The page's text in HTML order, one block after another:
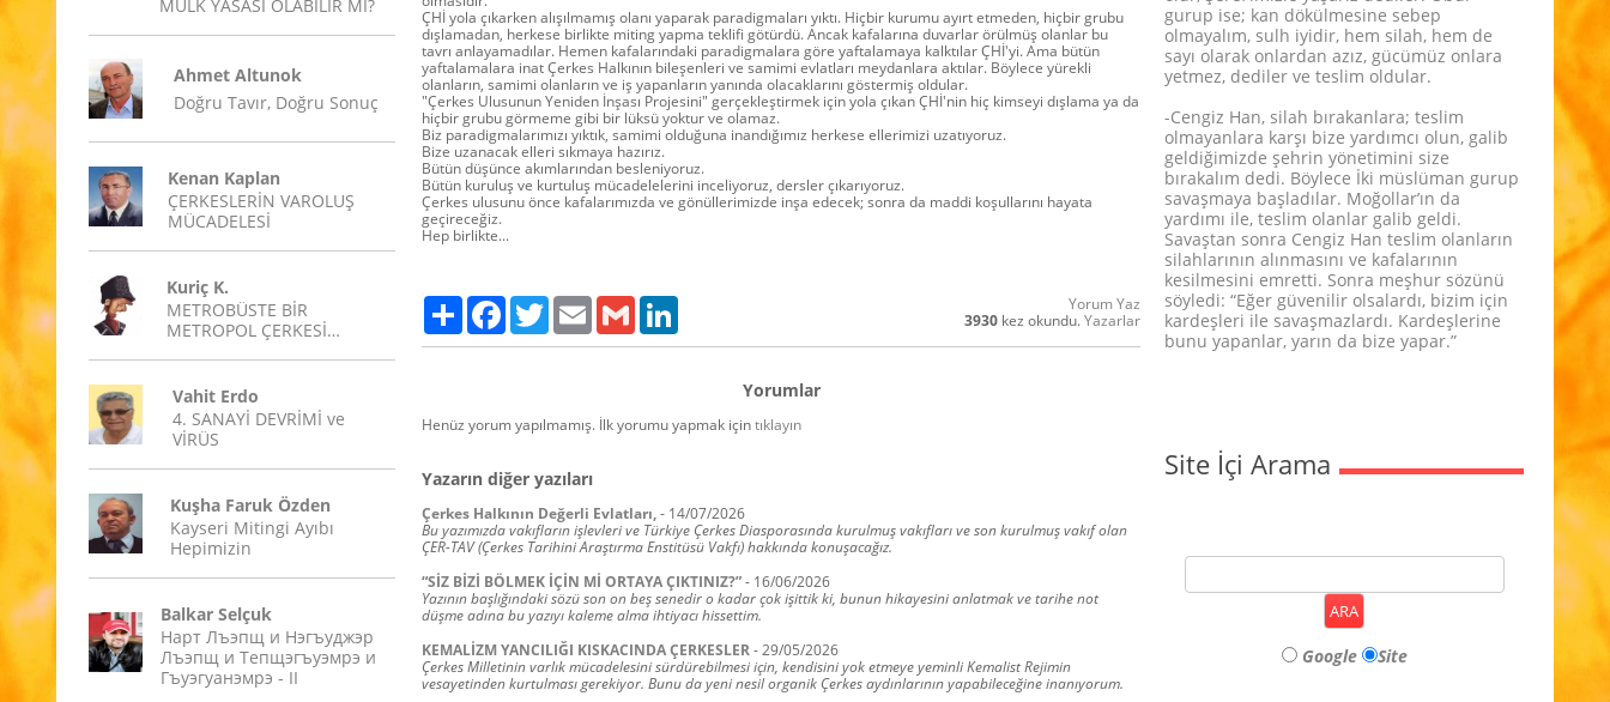
MÜLK YASASI OLABİLİR Mİ?
Ahmet Altunok
Doğru Tavır, Doğru Sonuç
Kenan Kaplan
ÇERKESLERİN VAROLUŞ
MÜCADELESİ
Kuriç K.
METROBÜSTE BİR
METROPOL ÇERKESİ…
Vahit Erdo
4. SANAYİ DEVRİMİ ve
VİRÜS
Kuşha Faruk Özden
Kayseri Mitingi Ayıbı
Hepimizin
Balkar Selçuk
Нарт Лъэпщ и Нэгъуджэр
Лъэпщ и Тепщэгъуэмрэ и
Гъуэгуанэмрэ - II
ÇHİ yola çıkarken alışılmamış olanı yaparak paradigmaları yıktı. Hiçbir kurumu ayırt etmeden, hiçbir grubu
dışlamadan, herkese birlikte miting yapma teklifi götürdü. Ancak kafalarına duvarlar örülmüş olanlar bu
tavrı anlayamadılar. Hemen kafalarındaki paradigmalara göre yaftalamaya kalktılar ÇHİ'yi. Ama bütün
yaftalamalara inat Çerkes Halkının bileşenleri ve samimi evlatları meydanlara aktılar. Böylece yürekli
olanların, samimi olanların ve iş yapanların yanında olacaklarını göstermiş oldular.
"Çerkes Ulusunun Yeniden İnşası Projesini" gerçekleştirmek için yola çıkan ÇHİ'nin hiç kimseyi dışlama ya da
hiçbir grubu görmeme gibi bir lüksü yoktur ve olamaz.
Biz paradigmalarımızı yıktık, samimi olduğuna inandığımız herkese ellerimizi uzatıyoruz.
Bize uzanacak elleri sıkmaya hazırız.
Bütün düşünce akımlarından besleniyoruz.
Bütün kuruluş ve kurtuluş mücadelelerini inceliyoruz, dersler çıkarıyoruz.
Çerkes ulusunu önce kafalarımızda ve gönüllerimizde inşa edecek; sonra da maddi koşullarını hayata
geçireceğiz.
Hep birlikte...
Paylaş FacebookTwitter Email Gmail
Yorum Yaz
3930 kez okundu.Yazarlar
Yorumlar
Henüz yorum yapılmamış. İlk yorumu yapmak içintıklayın
Yazarın diğer yazıları
Çerkes Halkının Değerli Evlatları,- 14/07/2026
Bu yazımızda vakıfların işlevleri ve Türkiye Çerkes Diasporasında kurulmuş vakıfları ve son kurulmuş vakıf olan
ÇER-TAV (Çerkes Tarihini Araştırma Enstitüsü Vakfı) hakkında konuşacağız.
“SİZ BİZİ BÖLMEK İÇİN Mİ ORTAYA ÇIKTINIZ?”- 16/06/2026
Yazının başlığındaki sözü son on beş senedir o kadar çok işittik ki, bunun hikayesini anlatmak ve tarihe not
düşme adına bu yazıyı kaleme alma ihtiyacı hissettim.
KEMALİZM YANCILIĞI KISKACINDA ÇERKESLER-29/05/2026
Çerkes Milletinin varlık mücadelesini sürdürebilmesi için, kendisini yok etmeye yeminli Kemalist Rejimin
vesayetinden kurtulması gerekiyor. Bunu da yeni nesil organik Çerkes aydınlarının yapabileceğine inanıyorum.
gurup ise; kan dökülmesine sebep
olmayalım, sulh iyidir, hem silah, hem de
sayı olarak onlardan azız, gücümüz onlara
yetmez, dediler ve teslim oldular.
-Cengiz Han, silah bırakanlara; teslim
olmayanlara karşı bize yardımcı olun, galib
geldiğimizde şehrin yönetimini size
bırakalım dedi. Böylece İki müslüman gurup
savaşmaya başladılar. Moğollar’ın da
yardımı ile, teslim olanlar galib geldi.
Savaştan sonra Cengiz Han teslim olanların
silahlarının alınmasını ve kafalarının
kesilmesini emretti. Sonra meşhur sözünü
söyledi: “Eğer güvenilir olsalardı, bizim için
kardeşleri ile savaşmazlardı. Kardeşlerine
bunu yapanlar, yarın da bize yapar.”
Site İçi Arama
Google Site